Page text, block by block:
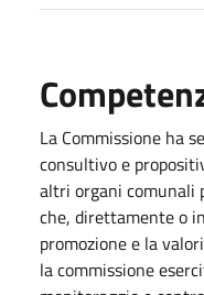
La Commissione ha
consultivo e
altri organi comunali
che, direttamente o
promozione e la
la commissione